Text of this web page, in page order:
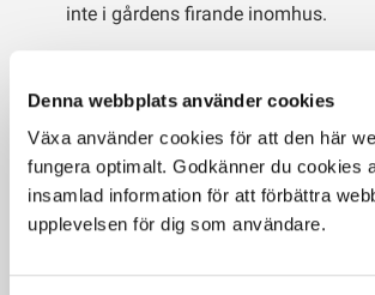
Denna webbplats använder cookies
Växa använder cookies för att den här
fungera optimalt. Godkänner du cookies
insamlad information för att förbättra
upplevelsen för dig som användare.
inte i gårdens firande inomhus.
utföra rådgivning på distans.
Tidigare rekommendationer gäller
Om ni har förkylningssymptom på gård vill vi att
inför bokade besök. Då kan vi tillsammans
också att även fortsättningsvis: